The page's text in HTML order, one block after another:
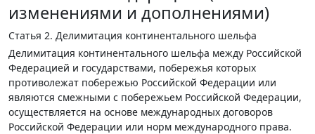
изменениями и дополнениями)
Статья 2. Делимитация континентального шельфа
Делимитация континентального шельфа между Российской
Федерацией и государствами, побережья которых
противолежат побережью Российской Федерации или
являются смежными с побережьем Российской Федерации,
осуществляется на основе международных договоров
Российской Федерации или норм международного права.